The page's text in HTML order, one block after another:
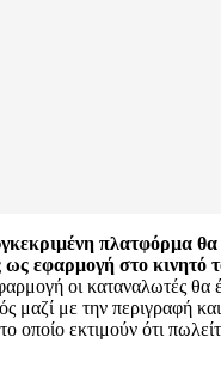
πλατφόρμα θα
εφαρμογή στο κινητό
οι καταναλωτές θα
μαζί με την περιγραφή
οποίο εκτιμούν ότι